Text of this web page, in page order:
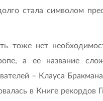
стала символом
тоже нет
а ее название
– Клауса
в Книге рекордов